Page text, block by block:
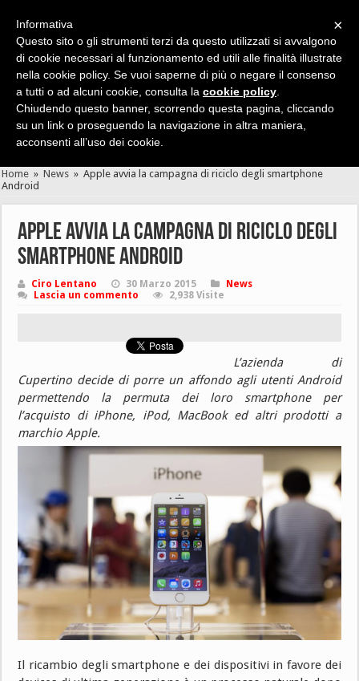
Cerca velocemente news, recensioni, guide, app, giochi ...
Home » News » Apple avvia la campagna di riciclo degli smartphone
Android
Apple avvia la campagna di riciclo degli
smartphone Android
Ciro Lentano 30 Marzo 2015
News
Lascia un commento
2,938 Visite
L’azienda di
Cupertino decide di porre un affondo agli utenti Android
permettendo la permuta dei loro smartphone per
l’acquisto di iPhone, iPod, MacBook ed altri prodotti a
marchio Apple.
Il ricambio degli smartphone e dei dispositivi in favore dei
×
Informativa
Questo sito o gli strumenti terzi da questo utilizzati si avvalgono
di cookie necessari al funzionamento ed utili alle finalità illustrate
nella cookie policy. Se vuoi saperne di più o negare il consenso
a tutti o ad alcuni cookie, consulta la cookie policy
Chiudendo questo banner, scorrendo questa pagina, cliccando
su un link o proseguendo la navigazione in altra maniera,
acconsenti all’uso dei cookie.